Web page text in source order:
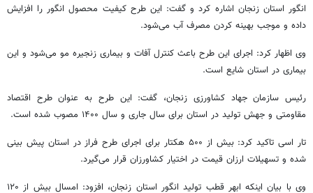
انگور استان زنجان اشاره کرد و گفت: این طرح کیفیت محصول انگور را افزایش
داده و موجب بهینه کردن مصرف آب می‌شود.
وی اظهار کرد: اجرای این طرح باعث کنترل آفات و بیماری زنجیره مو می‌شود و این
بیماری در استان شایع است.
رئیس سازمان جهاد کشاورزی زنجان، گفت: این طرح به عنوان طرح اقتصاد
مقاومتی و جهش تولید در استان برای سال جاری و سال ۱۴۰۰ مصوب شده است.
تار اسی تاکید کرد: بیش از ۵۰۰ هکتار برای اجرای طرح فراز در استان پیش بینی
شده و تسهیلات ارزان قیمت در اختیار کشاورزان قرار می‌گیرد.
وی با بیان اینکه ابهر قطب تولید انگور استان زنجان، افزود: امسال بیش از ۱۲۰